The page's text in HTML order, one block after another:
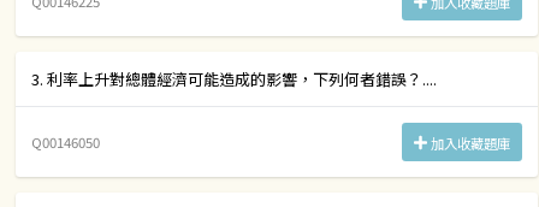
3. 利率上升對總體經濟可能造成的影響，下列何者錯誤？....
Q00146050 加入收藏題庫